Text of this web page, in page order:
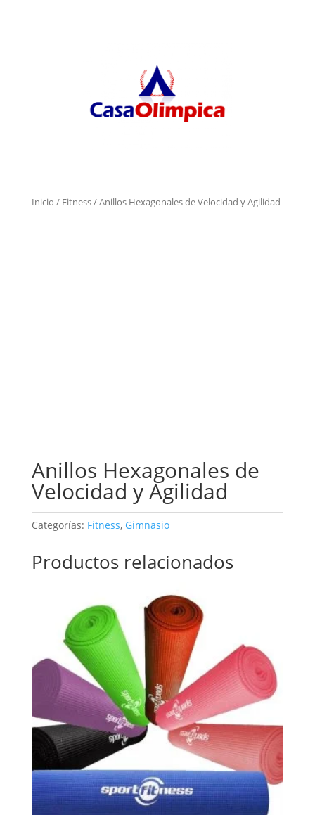
Inicio / Fitness/ Anillos Hexagonales de Velocidad y Agilidad
Anillos Hexagonales de
Velocidad y Agilidad
Categorías: Fitness, Gimnasio
Productos relacionados